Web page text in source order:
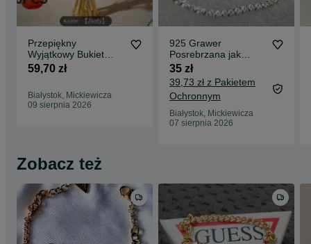
Przepiękny
Wyjątkowy Bukiet
Wieczne Róże Złote
x6 Sztuk
59,70 zł
Białystok, Mickiewicza
09 sierpnia 2026
925 Grawer
Posrebrzana jak
Srebro Srebrna
Bransoletka Daisy
20cm 2mm
35 zł
39,73 zł z Pakietem
Ochronnym
Białystok, Mickiewicza
07 sierpnia 2026
Zobacz też